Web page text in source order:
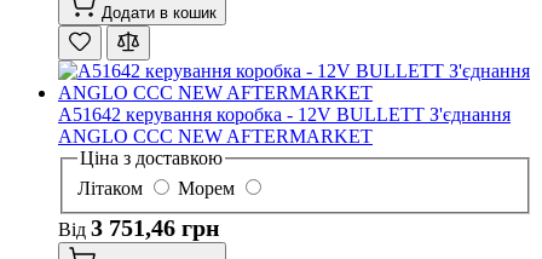
Додати в кошик
A51642 керування коробка - 12V BULLETT З'єднання
ANGLO CCC NEW AFTERMARKET
Ціна з доставкою
Літаком
Морем
Від 3 751,46 грн